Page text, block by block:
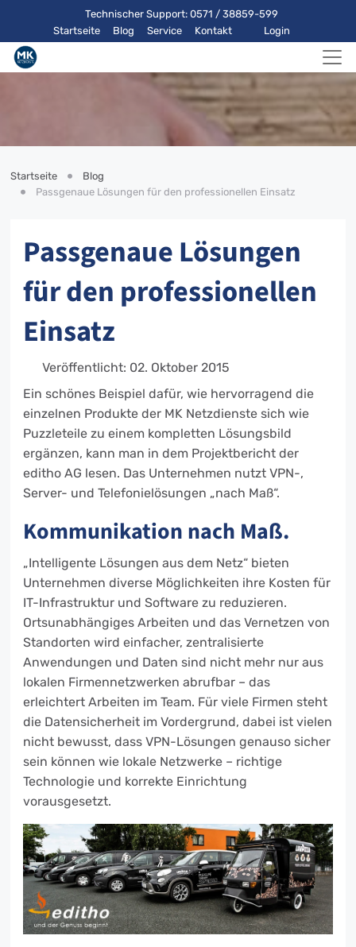
Technischer Support: 0571 / 38859-599
Startseite
Blog Service Kontakt Login
Startseite
Blog
Passgenaue Lösungen für den professionellen Einsatz
Passgenaue Lösungen
für den professionellen
Einsatz
Veröffentlicht: 02. Oktober 2015
Ein schönes Beispiel dafür, wie hervorragend die
einzelnen Produkte der MK Netzdienste sich wie
Puzzleteile zu einem kompletten Lösungsbild
ergänzen, kann man in dem Projektbericht der
editho AG lesen. Das Unternehmen nutzt VPN-,
Server- und Telefonielösungen „nach Maß“.
Kommunikation nach Maß.
„Intelligente Lösungen aus dem Netz“ bieten
Unternehmen diverse Möglichkeiten ihre Kosten für
IT-Infrastruktur und Software zu reduzieren.
Ortsunabhängiges Arbeiten und das Vernetzen von
Standorten wird einfacher, zentralisierte
Anwendungen und Daten sind nicht mehr nur aus
lokalen Firmennetzwerken abrufbar – das
erleichtert Arbeiten im Team. Für viele Firmen steht
die Datensicherheit im Vordergrund, dabei ist vielen
nicht bewusst, dass VPN-Lösungen genauso sicher
sein können wie lokale Netzwerke – richtige
Technologie und korrekte Einrichtung
vorausgesetzt.